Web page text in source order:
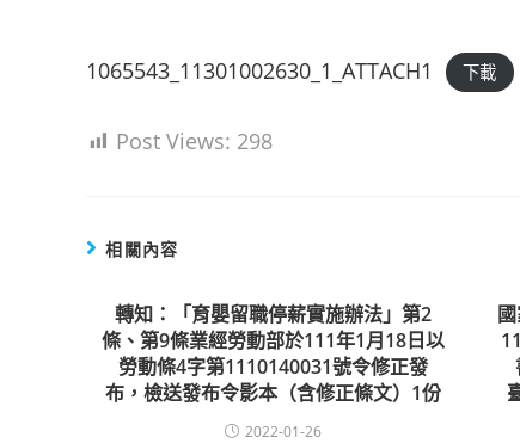
1065543_11301002630_1_ATTACH1 下載
Post Views: 298
相關內容
轉知：「育嬰留職停薪實施辦法」第2
條、第9條業經勞動部於111年1月18日以
勞動條4字第1110140031號令修正發
布，檢送發布令影本（含修正條文）1份
2022-01-26